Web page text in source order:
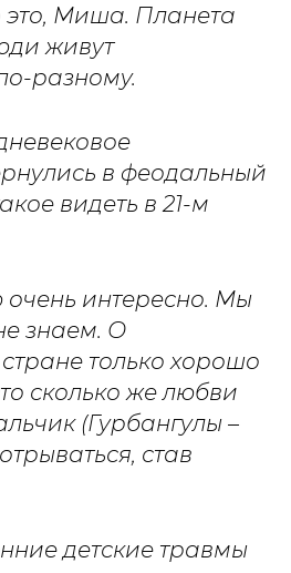
Миша. Планета
живут
разному.
в феодальный
видеть в 21-м
интересно. Мы
знаем. О
только хорошо
сколько же любви
(Гурбангулы –
став
детские травмы